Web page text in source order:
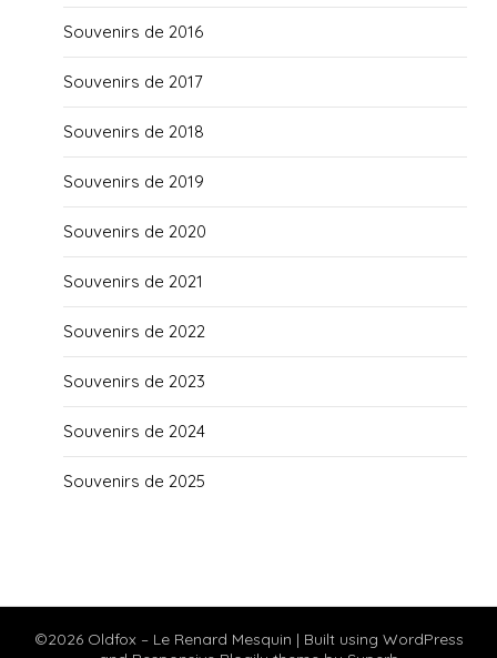
Souvenirs de 2016
Souvenirs de 2017
Souvenirs de 2018
Souvenirs de 2019
Souvenirs de 2020
Souvenirs de 2021
Souvenirs de 2022
Souvenirs de 2023
Souvenirs de 2024
Souvenirs de 2025
©2026 Oldfox – Le Renard Mesquin | Built using WordPress